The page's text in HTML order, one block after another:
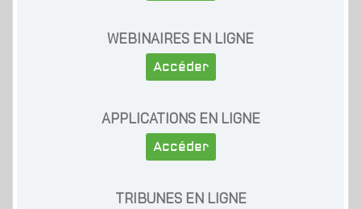
WEBINAIRES EN LIGNE
Accéder
APPLICATIONS EN LIGNE
Accéder
TRIBUNES EN LIGNE